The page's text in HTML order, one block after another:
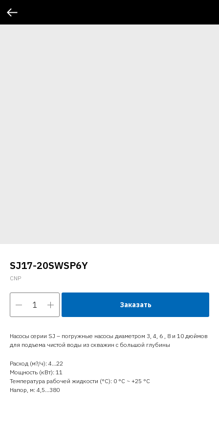
SJ17-20SWSP6Y
CNP
Заказать
Насосы серии SJ – погружные насосы диаметром 3, 4, 6 , 8 и 10 дюймов
для подъема чистой воды из скважин с большой глубины
Расход (м?/ч): 4…22
Мощность (кВт): 11
Температура рабочей жидкости (°C): 0 °С ~ +25 °С
Напор, м: 4,5…380